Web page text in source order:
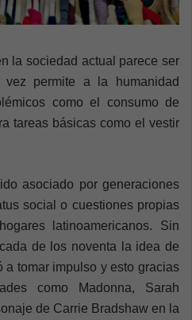
la sociedad actual parece ser
permite a la humanidad
como el consumo de
tareas básicas como el vestir
asociado por generaciones
social o cuestiones propias
latinoamericanos. Sin
de los noventa la idea de
a tomar impulso y esto gracias
como Madonna, Sarah
de Carrie Bradshaw en la